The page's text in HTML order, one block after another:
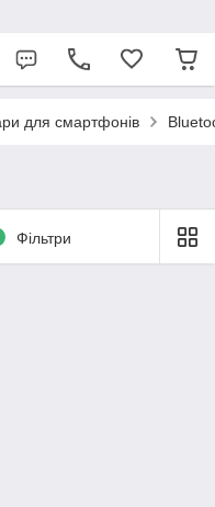
для смартфонів
Фільтри